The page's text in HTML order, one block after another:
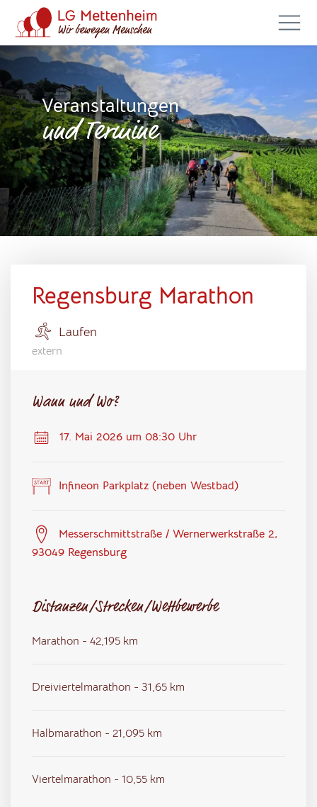
Veranstaltungen
und Termine
Regensburg Marathon
Laufen
extern
Wann und Wo?
17. Mai 2026 um 08:30 Uhr
Infineon Parkplatz (neben Westbad)
Messerschmittstraße / Wernerwerkstraße 2,
93049 Regensburg
Distanzen/Strecken/Wettbewerbe
Marathon - 42,195 km
Dreiviertelmarathon - 31,65 km
Halbmarathon - 21,095 km
Viertelmarathon - 10,55 km